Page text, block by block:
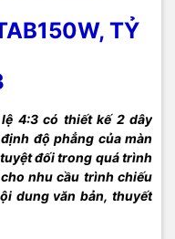
TỶ
4:3 có thiết kế 2 dây
độ phẳng của màn
đối trong quá trình
nhu cầu trình chiếu
dung văn bản, thuyết